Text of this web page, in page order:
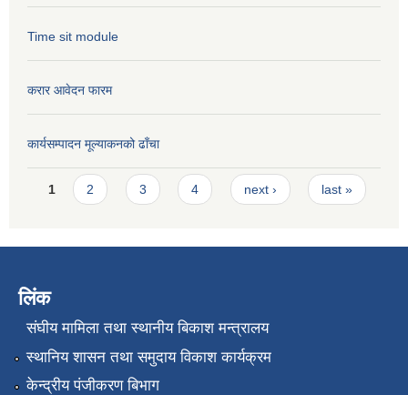
Time sit module
करार आवेदन फारम
कार्यसम्पादन मूल्या‌कनको ढाँचा
Pages
1 2 3 4 next › last »
लिंक
संघीय मामिला तथा स्थानीय बिकाश मन्त्रालय
स्थानिय शासन तथा समुदाय विकाश कार्यक्रम
केन्द्रीय पंजीकरण बिभाग